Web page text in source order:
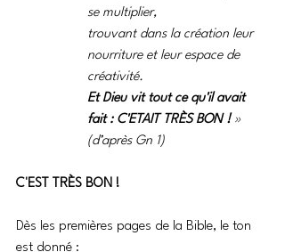
se multiplier,
trouvant dans la création leur
nourriture et leur espace de
créativité.
Et Dieu vit tout ce qu'il avait
fait : C'ETAIT TRÈS BON ! »
(d’après Gn 1)
C'EST TRÈS BON !
Dès les premières pages de la Bible, le ton
est donné :